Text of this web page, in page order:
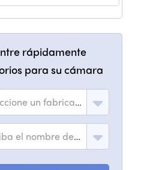
rápidamente
para su cámara
Seleccione un fabricante
Escriba el nombre del modelo